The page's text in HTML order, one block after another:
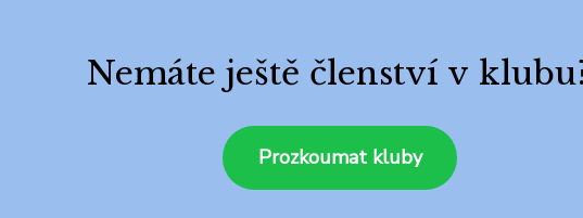
Nemáte ještě členství v
Prozkoumat kluby